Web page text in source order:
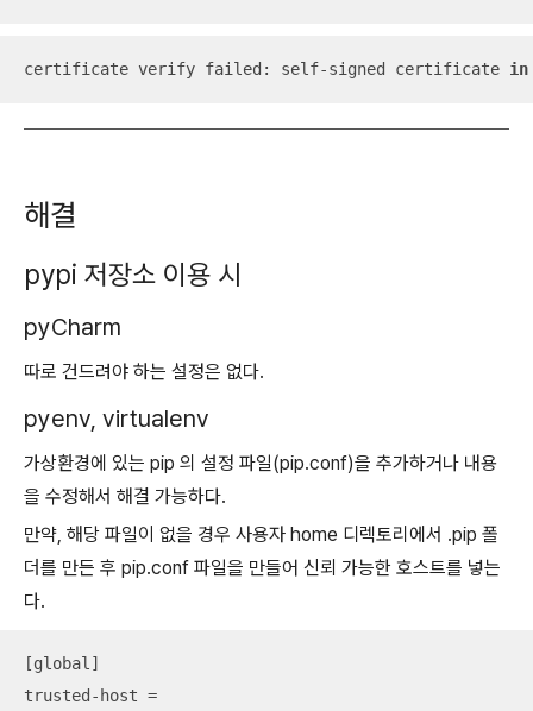
certificate verify failed: self-signed certificate in
해결
pypi 저장소 이용 시
pyCharm
따로 건드려야 하는 설정은 없다.
pyenv, virtualenv
가상환경에 있는 pip 의 설정 파일(pip.conf)을 추가하거나 내용
을 수정해서 해결 가능하다.
만약, 해당 파일이 없을 경우 사용자 home 디렉토리에서 .pip 폴
더를 만든 후 pip.conf 파일을 만들어 신뢰 가능한 호스트를 넣는
다.
[global]
trusted-host =